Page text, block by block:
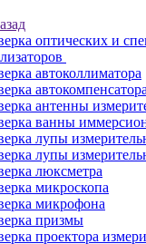
оптических и
автоколлиматора
автокомпенсатора
антенны
ванны
лупы
лупы
люксметра
микроскопа
микрофона
призмы
проектора